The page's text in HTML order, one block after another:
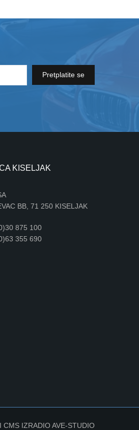
Pretplatite se
KISELJAK
BB, 71 250 KISELJAK
875 100
355 690
CMS IZRADIOAVE-STUDIO